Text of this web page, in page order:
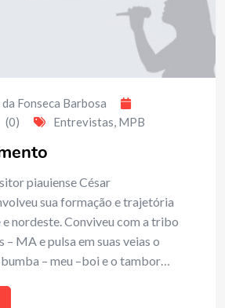
Fonseca Barbosa
(0) Entrevistas, MPB
piauiense César
sua formação e trajetória
nordeste. Conviveu com a tribo
– MA e pulsa em suas veias o
– meu –boi e o tambor…